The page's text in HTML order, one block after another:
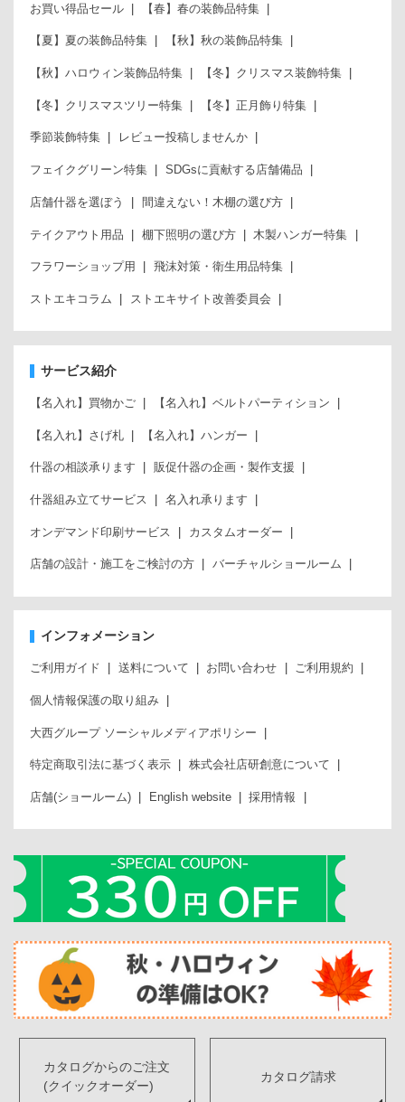
お買い得品セール 【春】春の装飾品特集
【夏】夏の装飾品特集 【秋】秋の装飾品特集
【秋】ハロウィン装飾品特集 【冬】クリスマス装飾特集
【冬】クリスマスツリー特集 【冬】正月飾り特集
季節装飾特集 レビュー投稿しませんか
フェイクグリーン特集 SDGsに貢献する店舗備品
店舗什器を選ぼう 間違えない！木棚の選び方
テイクアウト用品 棚下照明の選び方 木製ハンガー特集
フラワーショップ用 飛沫対策・衛生用品特集
ストエキコラム ストエキサイト改善委員会
サービス紹介
【名入れ】買物かご 【名入れ】ベルトパーティション
【名入れ】さげ札 【名入れ】ハンガー
什器の相談承ります 販促什器の企画・製作支援
什器組み立てサービス 名入れ承ります
オンデマンド印刷サービス カスタムオーダー
店舗の設計・施工をご検討の方 バーチャルショールーム
インフォメーション
ご利用ガイド 送料について お問い合わせ ご利用規約
個人情報保護の取り組み
大西グループ ソーシャルメディアポリシー
特定商取引法に基づく表示 株式会社店研創意について
店舗(ショールーム) English website 採用情報
カタログからのご注文
(クイックオーダー)
カタログ請求